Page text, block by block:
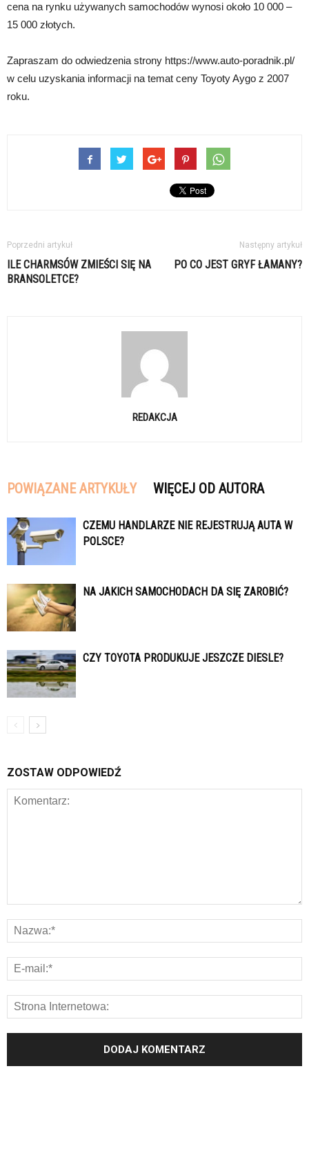
cena na rynku używanych samochodów wynosi około 10 000 –
15 000 złotych.
Zapraszam do odwiedzenia strony https://www.auto-poradnik.pl/
w celu uzyskania informacji na temat ceny Toyoty Aygo z 2007
roku.
Poprzedni artykuł
ILE CHARMSÓW ZMIEŚCI SIĘ NA
BRANSOLETCE?
Następny artykuł
PO CO JEST GRYF ŁAMANY?
REDAKCJA
POWIĄZANE ARTYKUŁY WIĘCEJ OD AUTORA
CZEMU HANDLARZE NIE REJESTRUJĄ AUTA W
POLSCE?
NA JAKICH SAMOCHODACH DA SIĘ ZAROBIĆ?
CZY TOYOTA PRODUKUJE JESZCZE DIESLE?
ZOSTAW ODPOWIEDŹ